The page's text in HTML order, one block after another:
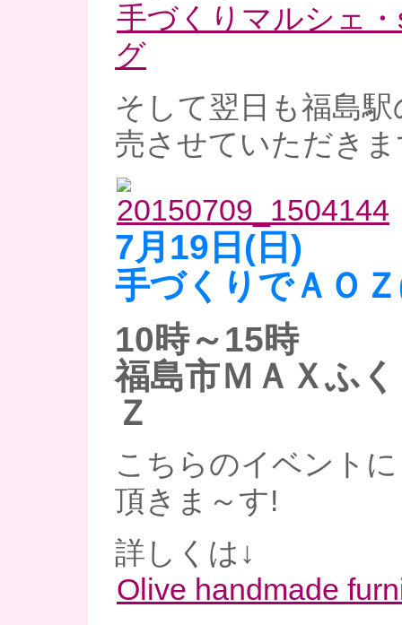
手づくりマルシェ
グ
そして翌日も福島
売させていただき
7月19日(日)
手づくりでＡＯ
10時～15時
福島市ＭＡＸふ
Ｚ
こちらのイベント
頂きま～す!
詳しくは↓
Olive handmade